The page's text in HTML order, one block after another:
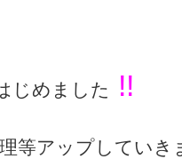
じめました !!
等アップしてい